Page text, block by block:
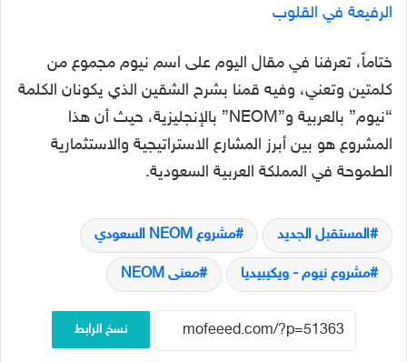
الرفيعة في القلوب
ختاماً، تعرفنا في مقال اليوم على اسم نيوم مجموع من
كلمتين وتعني، وفيه قمنا بشرح الشقين الذي يكونان الكلمة
“نيوم” بالعربية و”NEOM” بالإنجليزية، حيث أن هذا
المشروع هو بين أبرز المشارع الاستراتيجية والاستثمارية
الطموحة في المملكة العربية السعودية.
المستقبل الجديد مشروع NEOM السعودي
مشروع نيوم - ويكيبيديا معنى NEOM
نسخ الرابط